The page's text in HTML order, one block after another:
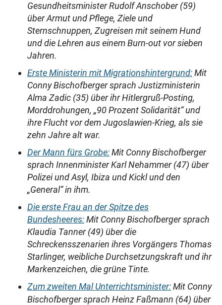
Gesundheitsminister Rudolf Anschober (59)
über Armut und Pflege, Ziele und
Sternschnuppen, Zugreisen mit seinem Hund
und die Lehren aus einem Burn-out vor sieben
Jahren.
Erste Ministerin mit Migrationshintergrund:Mit
Conny Bischofberger sprach Justizministerin
Alma Zadic (35) über ihr Hitlergruß-Posting,
Morddrohungen, „90 Prozent Solidarität“ und
ihre Flucht vor dem Jugoslawien-Krieg, als sie
zehn Jahre alt war.
Der Mann fürs Grobe:Mit Conny Bischofberger
sprach Innenminister Karl Nehammer (47) über
Polizei und Asyl, Ibiza und Kickl und den
„General“ in ihm.
Die erste Frau an der Spitze des
Bundesheeres:Mit Conny Bischofberger sprach
Klaudia Tanner (49) über die
Schreckensszenarien ihres Vorgängers Thomas
Starlinger, weibliche Durchsetzungskraft und ihr
Markenzeichen, die grüne Tinte.
Zum zweiten Mal Unterrichtsminister:Mit Conny
Bischofberger sprach Heinz Faßmann (64) über